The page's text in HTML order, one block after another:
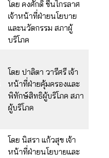
โดย คงศักดิ์ ชื่นไกรลาศ
เจ้าหน้าที่ฝ่ายนโยบาย
และนวัตกรรม สภาผู้
บริโภค
โดย ปาลิตา วารีศรี เจ้า
หน้าที่ฝ่ายคุ้มครองและ
พิทักษ์สิทธิผู้บริโภค สภา
ผู้บริโภค
โดย นิสรา แก้วสุข เจ้า
หน้าที่ฝ่ายนโยบายและ